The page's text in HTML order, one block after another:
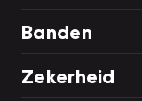
Banden
Zekerheid